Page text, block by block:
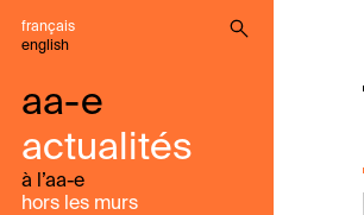
français
english
aa-e
actualités
à l’aa-e
hors les murs